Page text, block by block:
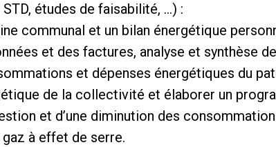
études de faisabilité, …) :
communal et un bilan énergétique
et des factures, analyse et synthèse
et dépenses énergétiques du
de la collectivité et élaborer un
et d’une diminution des
à effet de serre.